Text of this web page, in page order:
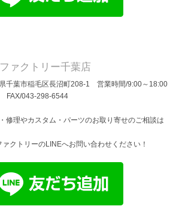
ァクトリー千葉店
千葉市稲毛区長沼町208-1 営業時間/9:00～
FAX/043-298-6544
修理やカスタム・パーツのお取り寄せのご相談は
ァクトリーのLINEへお問い合わせください！